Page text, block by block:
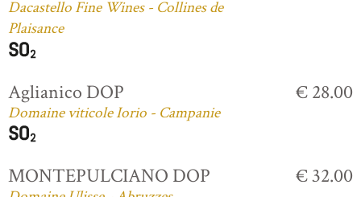
Dacastello Fine Wines - Collines de
Plaisance
Aglianico DOP
Domaine viticole Iorio - Campanie
€ 28.00
MONTEPULCIANO DOP € 32.00